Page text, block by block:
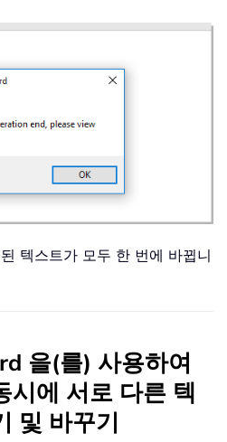
텍스트가 모두 한 번에 바뀝니
을(를) 사용하여
시에 서로 다른 텍
및 바꾸기